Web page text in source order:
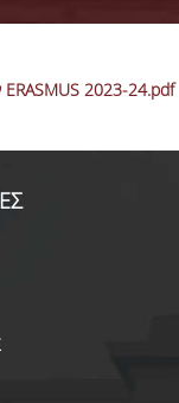
2023-24.pdf